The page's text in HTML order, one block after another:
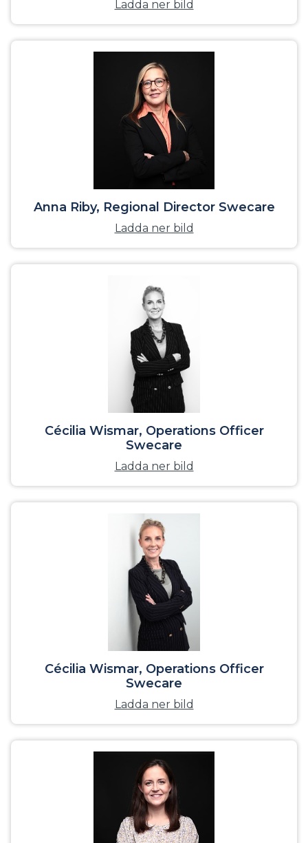
Ladda ner bild
Anna Riby, Regional Director Swecare
Ladda ner bild
Cécilia Wismar, Operations Officer
Swecare
Ladda ner bild
Cécilia Wismar, Operations Officer
Swecare
Ladda ner bild